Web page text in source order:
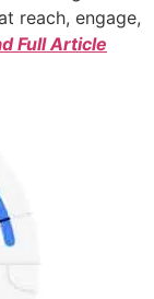
reach, engage,
Full Article